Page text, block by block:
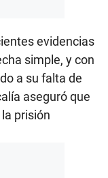
evidencias
simple, y con
a su falta de
aseguró que
prisión